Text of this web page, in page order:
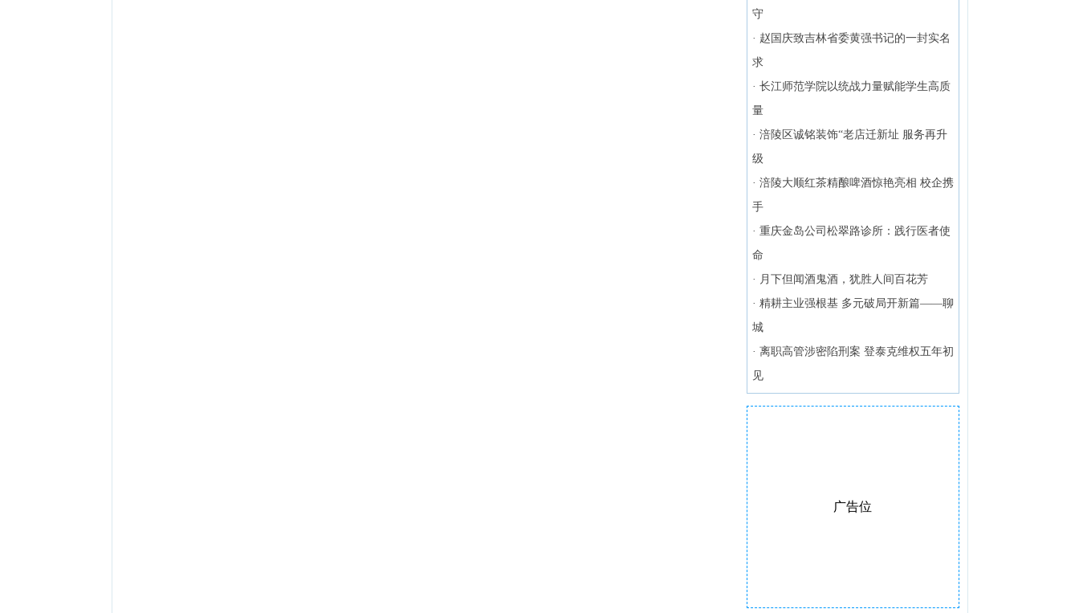
守
· 赵国庆致吉林省委黄强书记的一封实名
求
· 长江师范学院以统战力量赋能学生高质
量
· 涪陵区诚铭装饰“老店迁新址 服务再升
级
· 涪陵大顺红茶精酿啤酒惊艳亮相 校企携
手
· 重庆金岛公司松翠路诊所：践行医者使
命
· 月下但闻酒鬼酒，犹胜人间百花芳
· 精耕主业强根基 多元破局开新篇——聊
城
· 离职高管涉密陷刑案 登泰克维权五年初
见
广告位